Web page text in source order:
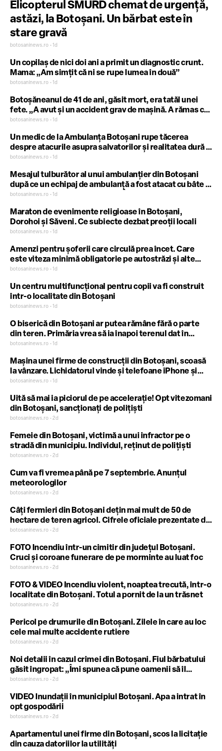
Elicopterul SMURD chemat de urgență,
astăzi, la Botoșani. Un bărbat este în
stare gravă
botosaninews.ro • 1d
Un copilaș de nici doi ani a primit un diagnostic crunt.
Mama: „Am simțit că ni se rupe lumea în două”
botosaninews.ro • 1d
Botoșăneanul de 41 de ani, găsit mort, era tatăl unei
fete. „A avut și un accident grav de mașină. A rămas cu
sechele”
botosaninews.ro • 1d
Un medic de la Ambulanța Botoșani rupe tăcerea
despre atacurile asupra salvatorilor și realitatea dură a
turelor de urgență. „Nu cerem să fim puși pe un
botosaninews.ro • 1d
Mesajul tulburător al unui ambulanțier din Botoșani
după ce un echipaj de ambulanță a fost atacat cu bâte și
topoare. „Mă lasă fără cuvinte. În ce secol trăim?”
botosaninews.ro • 1d
Maraton de evenimente religioase în Botoșani,
Dorohoi și Săveni. Ce subiecte dezbat preoții locali
botosaninews.ro • 1d
Amenzi pentru șoferii care circulă prea încet. Care
este viteza minimă obligatorie pe autostrăzi și alte
drumuri publice
botosaninews.ro • 1d
Un centru multifuncțional pentru copii va fi construit
într-o localitate din Botoșani
botosaninews.ro • 1d
O biserică din Botoșani ar putea rămâne fără o parte
din teren. Primăria vrea să ia înapoi terenul dat în
folosință gratuită
botosaninews.ro • 1d
Mașina unei firme de construcții din Botoșani, scoasă
la vânzare. Lichidatorul vinde și telefoane iPhone și
scule
botosaninews.ro • 1d
Uită să mai ia piciorul de pe accelerație! Opt vitezomani
din Botoșani, sancționați de polițiști
botosaninews.ro • 2d
Femeie din Botoșani, victimă a unui infractor pe o
stradă din municipiu. Individul, reținut de polițiști
botosaninews.ro • 2d
Cum va fi vremea până pe 7 septembrie. Anunțul
meteorologilor
botosaninews.ro • 2d
Câți fermieri din Botoșani dețin mai mult de 50 de
hectare de teren agricol. Cifrele oficiale prezentate de
autorități
botosaninews.ro • 2d
FOTO Incendiu într-un cimitir din județul Botoșani.
Cruci și coroane funerare de pe morminte au luat foc
botosaninews.ro • 2d
FOTO & VIDEO Incendiu violent, noaptea trecută, într-o
localitate din Botoșani. Totul a pornit de la un trăsnet
botosaninews.ro • 2d
Pericol pe drumurile din Botoșani. Zilele în care au loc
cele mai multe accidente rutiere
botosaninews.ro • 2d
Noi detalii în cazul crimei din Botoșani. Fiul bărbatului
găsit îngropat: „Îmi spunea că pune oamenii să îl
omoare, că îi face felul”
botosaninews.ro • 2d
VIDEO Inundații în municipiul Botoșani. Apa a intrat în
opt gospodării
botosaninews.ro • 2d
Apartamentul unei firme din Botoșani, scos la licitație
din cauza datoriilor la utilități